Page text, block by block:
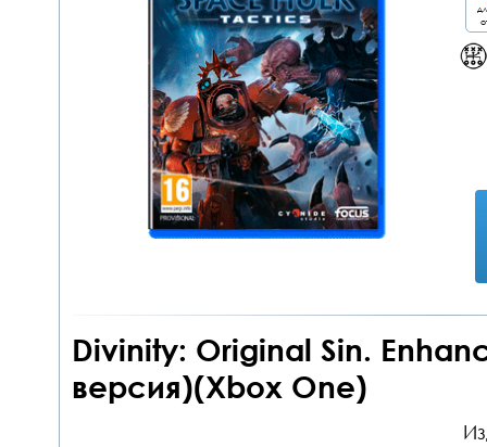
Divinity: Original Sin.
версия)(Xbox One)